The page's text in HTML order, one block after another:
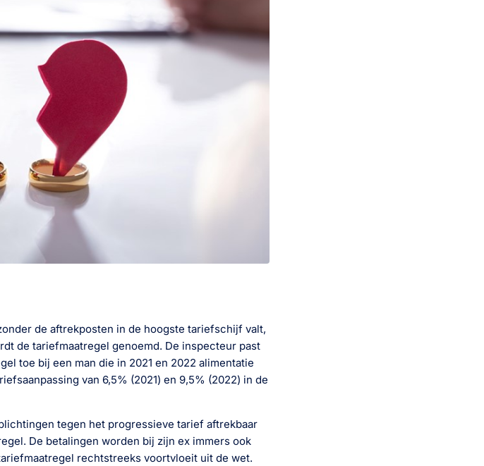
de aftrekposten in de hoogste tariefschijf valt,
de tariefmaatregel genoemd. De inspecteur past
toe bij een man die in 2021 en 2022 alimentatie
van 6,5% (2021) en 9,5% (2022) in de
tegen het progressieve tarief aftrekbaar
De betalingen worden bij zijn ex immers ook
rechtstreeks voortvloeit uit de wet.